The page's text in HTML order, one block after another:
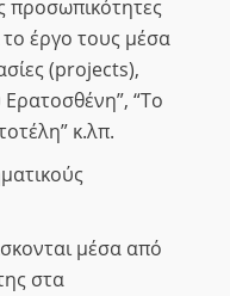
προσωπικότητες
έργο τους μέσα
(projects),
“Το
κ.λπ.
μέσα από
στα